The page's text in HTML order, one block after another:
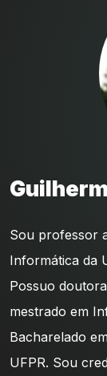
Sou professor
Informática da
Possuo
mestrado em
Bacharelado
UFPR. Sou